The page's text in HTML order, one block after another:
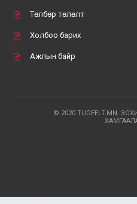
Төлбөр төлөлт
Холбоо барих
Ажлын байр
© 2020 TUGEELT.MN.